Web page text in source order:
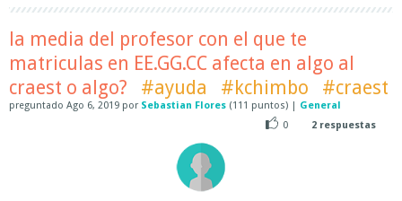
la media del profesor con el que te
matriculas en EE.GG.CC afecta en algo al
craest o algo?
#ayuda #kchimbo #craest
preguntado Ago 6, 2019 por Sebastian Flores (111 puntos) | General
0
2 respuestas